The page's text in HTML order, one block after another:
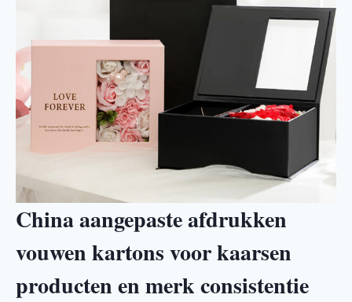
China aangepaste afdrukken
vouwen kartons voor kaarsen
producten en merk consistentie